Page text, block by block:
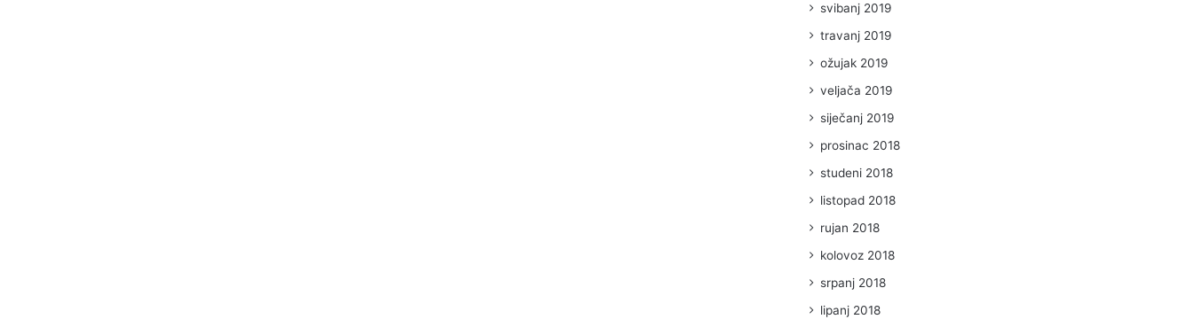
svibanj 2019
travanj 2019
ožujak 2019
veljača 2019
siječanj 2019
prosinac 2018
studeni 2018
listopad 2018
rujan 2018
kolovoz 2018
srpanj 2018
lipanj 2018